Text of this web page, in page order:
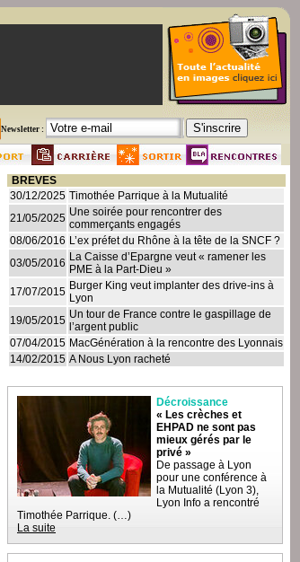
Newsletter :
BREVES
30/12/2025 Timothée Parrique à la Mutualité
21/05/2025 Une soirée pour rencontrer des
commerçants engagés
08/06/2016 L’ex préfet du Rhône à la tête de la SNCF ?
03/05/2016 La Caisse d’Epargne veut « ramener les
PME à la Part-Dieu »
17/07/2015 Burger King veut implanter des drive-ins à
Lyon
19/05/2015 Un tour de France contre le gaspillage de
l’argent public
07/04/2015 MacGénération à la rencontre des Lyonnais
14/02/2015 A Nous Lyon racheté
Décroissance
« Les crèches et
EHPAD ne sont pas
mieux gérés par le
privé »
De passage à Lyon
pour une conférence à
la Mutualité (Lyon 3),
Lyon Info a rencontré
Timothée Parrique. (…)
La suite